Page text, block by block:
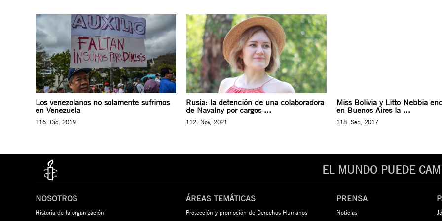
Los venezolanos no solamente sufrimos
en Venezuela
116. Dic, 2019
Rusia: la detención de una colaboradora
de Navalny por cargos ...
112. Nov, 2021
Miss Bolivia y Litto Nebbia
en Buenos Aires la ...
118. Sep, 2017
EL MUNDO PUEDE
NOSOTROS
Historia de la organización
ÁREAS TEMÁTICAS
Protección y promoción de Derechos Humanos
PRENSA
Noticias